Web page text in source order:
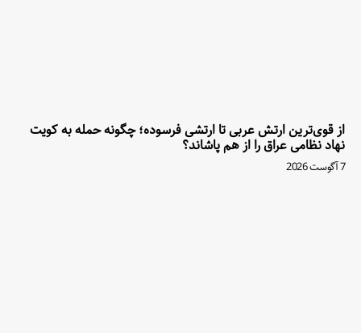
از قوی‌ترین ارتش عربی تا ارتشی فرسوده؛ چگونه حمله به کویت
نهاد نظامی عراق را از هم پاشاند؟
7 آگوست 2026